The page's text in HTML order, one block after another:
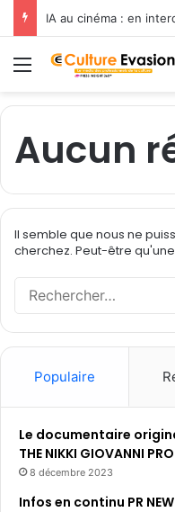
Menu
Aucun
Il semble que nous ne
cherchez. Peut-être
Populaire
Le documentaire
THE NIKKI GIOVANNI
8 décembre 2023
Infos en continu PR